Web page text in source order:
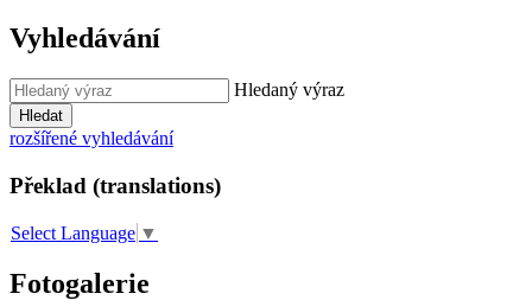
Vyhledávání
Hledaný výraz
Hledat
rozšířené vyhledávání
Překlad (translations)
Select Language ▼
Fotogalerie